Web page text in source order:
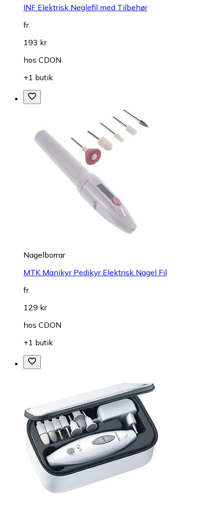
INF Elektrisk Neglefil med Tilbehør
fr.
193 kr
hos CDON
+1 butik
Nagelborrar
MTK Manikyr Pedikyr Elektrisk Nagel Fil
fr.
129 kr
hos CDON
+1 butik